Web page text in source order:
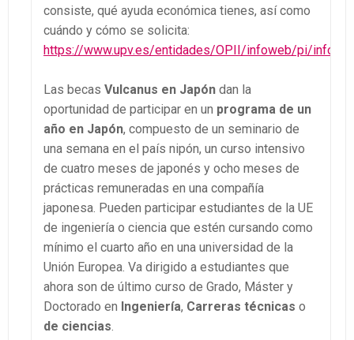
consiste, qué ayuda económica tienes, así como
cuándo y cómo se solicita:
https://www.upv.es/entidades/OPII/infoweb/pi/info/
Las becas Vulcanus en Japón dan la
oportunidad de participar en un programa de un
año en Japón, compuesto de un seminario de
una semana en el país nipón, un curso intensivo
de cuatro meses de japonés y ocho meses de
prácticas remuneradas en una compañía
japonesa. Pueden participar estudiantes de la UE
de ingeniería o ciencia que estén cursando como
mínimo el cuarto año en una universidad de la
Unión Europea. Va dirigido a estudiantes que
ahora son de último curso de Grado, Máster y
Doctorado en Ingeniería, Carreras técnicas o
de ciencias.